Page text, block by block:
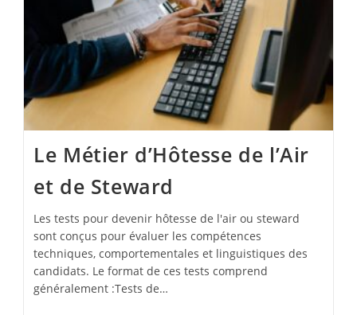
Le Métier d’Hôtesse de l’Air
et de Steward
Les tests pour devenir hôtesse de l'air ou steward
sont conçus pour évaluer les compétences
techniques, comportementales et linguistiques des
candidats. Le format de ces tests comprend
généralement :Tests de…